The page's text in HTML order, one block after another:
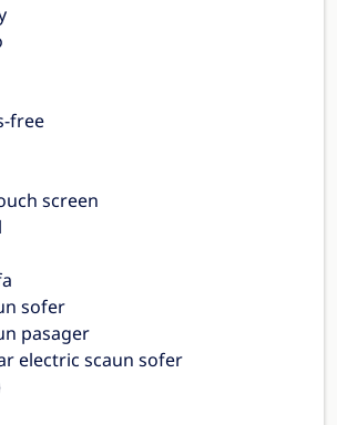
free
screen
sofer
pasager
electric scaun sofer